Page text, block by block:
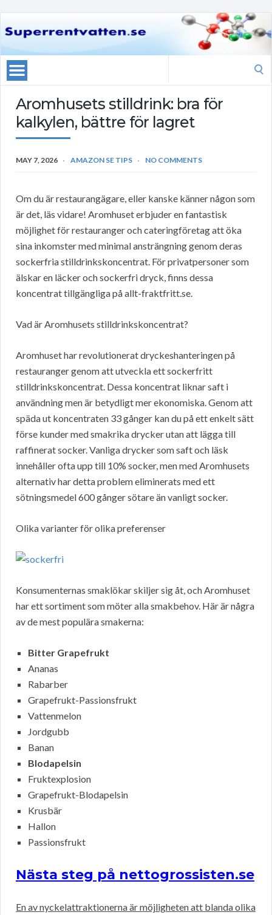
Aromhusets stilldrink: bra för
kalkylen, bättre för lagret
MAY 7, 2026 AMAZON SE TIPS NO COMMENTS
Om du är restaurangägare, eller kanske känner någon som
är det, läs vidare! Aromhuset erbjuder en fantastisk
möjlighet för restauranger och cateringföretag att öka
sina inkomster med minimal ansträngning genom deras
sockerfria stilldrinkskoncentrat. För privatpersoner som
älskar en läcker och sockerfri dryck, finns dessa
koncentrat tillgängliga på allt-fraktfritt.se.
Vad är Aromhusets stilldrinkskoncentrat?
Aromhuset har revolutionerat dryckeshanteringen på
restauranger genom att utveckla ett sockerfritt
stilldrinkskoncentrat. Dessa koncentrat liknar saft i
användning men är betydligt mer ekonomiska. Genom att
späda ut koncentraten 33 gånger kan du på ett enkelt sätt
förse kunder med smakrika drycker utan att lägga till
raffinerat socker. Vanliga drycker som saft och läsk
innehåller ofta upp till 10% socker, men med Aromhusets
alternativ har detta problem eliminerats med ett
sötningsmedel 600 gånger sötare än vanligt socker.
Olika varianter för olika preferenser
Konsumenternas smaklökar skiljer sig åt, och Aromhuset
har ett sortiment som möter alla smakbehov. Här är några
av de mest populära smakerna:
Bitter Grapefrukt
Ananas
Rabarber
Grapefrukt-Passionsfrukt
Vattenmelon
Jordgubb
Banan
Blodapelsin
Fruktexplosion
Grapefrukt-Blodapelsin
Krusbär
Hallon
Passionsfrukt
Nästa steg på nettogrossisten.se
En av nyckelattraktionerna är möjligheten att blanda olika